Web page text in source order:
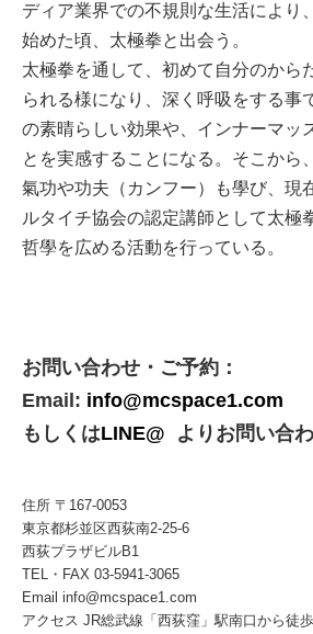
ディア業界での不規則な生活により
始めた頃、太極拳と出会う。
太極拳を通して、初めて自分のから
られる様になり、深く呼吸をする事
の素晴らしい効果や、インナーマッ
とを実感することになる。そこから
氣功や功夫（カンフー）も學び、現
ルタイチ協会の認定講師として太極
哲學を広める活動を行っている。
お問い合わせ・ご予約：
Email: info@mcspace1.com
もしくはLINE@ よりお問い合
住所 〒167-0053
東京都杉並区西荻南2-25-6
西荻プラザビルB1
TEL・FAX 03-5941-3065
Email info@mcspace1.com
アクセス JR総武線「西荻窪」駅南口から徒